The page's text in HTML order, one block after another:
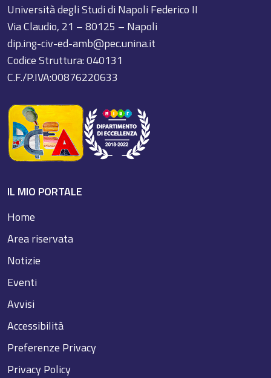
Università degli Studi di Napoli Federico II
Via Claudio, 21 – 80125 – Napoli
dip.ing-civ-ed-amb@pec.unina.it
Codice Struttura: 040131
C.F./P.IVA:00876220633
IL MIO PORTALE
Home
Area riservata
Notizie
Eventi
Avvisi
Accessibilità
Preferenze Privacy
Privacy Policy